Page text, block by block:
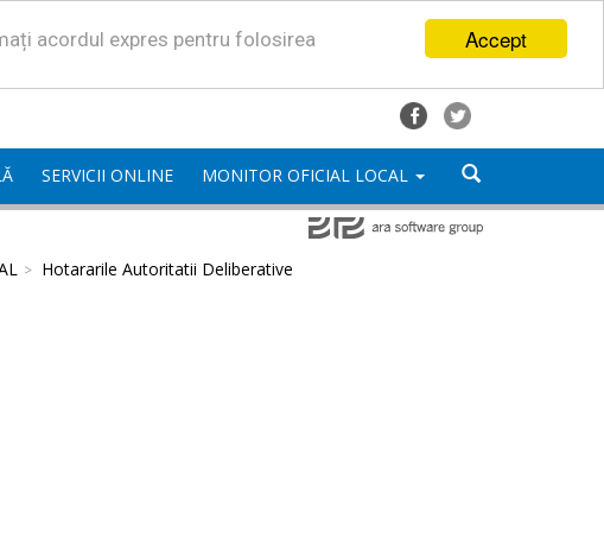
Accept
acordul expres pentru folosirea
SERVICII ONLINE MONITOR OFICIAL LOCAL
Hotararile Autoritatii Deliberative